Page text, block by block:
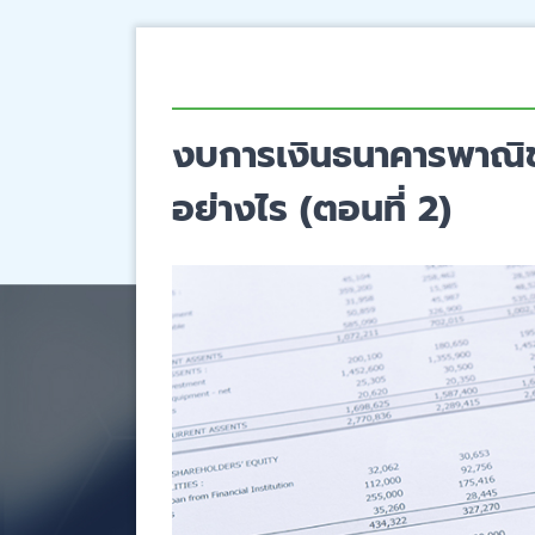
งบการเงินธนาคารพา
อย่างไร (ตอนที่ 2)